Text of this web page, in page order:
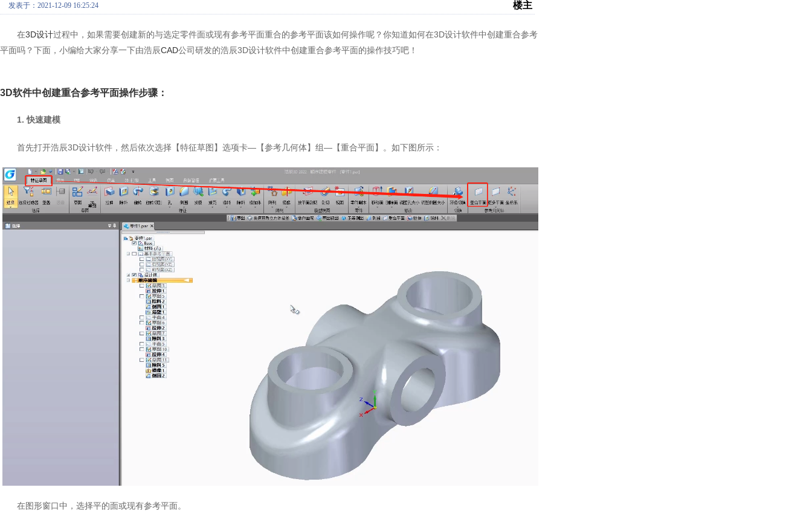
发表于：2021-12-09 16:25:24 楼主
在3D设计过程中，如果需要创建新的与选定零件面或现有参考平面重合的参考平面该如何操作呢？你知道如何在3D设计软件中创建重合参考
平面吗？下面，小编给大家分享一下由浩辰CAD公司研发的浩辰3D设计软件中创建重合参考平面的操作技巧吧！
3D软件中创建重合参考平面操作步骤：
1. 快速建模
首先打开浩辰3D设计软件，然后依次选择【特征草图】选项卡—【参考几何体】组—【重合平面】。如下图所示：
在图形窗口中，选择平的面或现有参考平面。